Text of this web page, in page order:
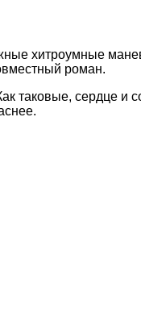
хитроумные
роман.
таковые, сердце и